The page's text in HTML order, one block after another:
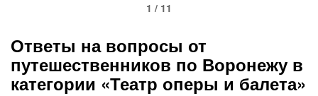
1 / 11
Ответы на вопросы от
путешественников по Воронежу в
категории «Театр оперы и балета»